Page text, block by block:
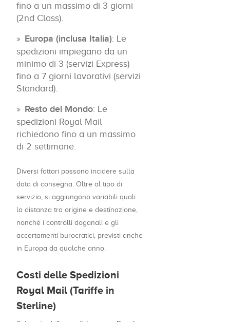
fino a un massimo di 3 giorni
(2nd Class).
Europa (inclusa Italia): Le
spedizioni impiegano da un
minimo di 3 (servizi Express)
fino a 7 giorni lavorativi (servizi
Standard).
Resto del Mondo: Le
spedizioni Royal Mail
richiedono fino a un massimo
di 2 settimane.
Diversi fattori possono incidere sulla
data di consegna. Oltre al tipo di
servizio, si aggiungono variabili quali
la distanza tra origine e destinazione,
nonché i controlli doganali e gli
accertamenti burocratici, previsti anche
in Europa da qualche anno.
Costi delle Spedizioni
Royal Mail (Tariffe in
Sterline)